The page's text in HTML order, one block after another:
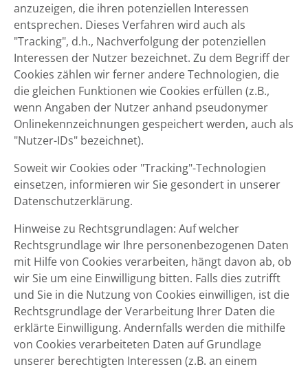
anzuzeigen, die ihren potenziellen Interessen
entsprechen. Dieses Verfahren wird auch als
"Tracking", d.h., Nachverfolgung der potenziellen
Interessen der Nutzer bezeichnet. Zu dem Begriff der
Cookies zählen wir ferner andere Technologien, die
die gleichen Funktionen wie Cookies erfüllen (z.B.,
wenn Angaben der Nutzer anhand pseudonymer
Onlinekennzeichnungen gespeichert werden, auch als
"Nutzer-IDs" bezeichnet).
Soweit wir Cookies oder "Tracking"-Technologien
einsetzen, informieren wir Sie gesondert in unserer
Datenschutzerklärung.
Hinweise zu Rechtsgrundlagen: Auf welcher
Rechtsgrundlage wir Ihre personenbezogenen Daten
mit Hilfe von Cookies verarbeiten, hängt davon ab, ob
wir Sie um eine Einwilligung bitten. Falls dies zutrifft
und Sie in die Nutzung von Cookies einwilligen, ist die
Rechtsgrundlage der Verarbeitung Ihrer Daten die
erklärte Einwilligung. Andernfalls werden die mithilfe
von Cookies verarbeiteten Daten auf Grundlage
unserer berechtigten Interessen (z.B. an einem